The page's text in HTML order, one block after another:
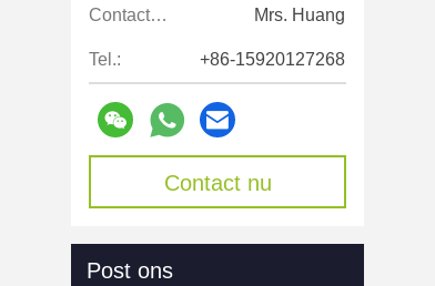
(1)
Zonne Aangedreven
Straatlantaarn
(1)
Openlucht Zonnevloedlichten
Contacten: Mrs. Huang
Tel.: +86-15920127268
Contact nu
Post ons